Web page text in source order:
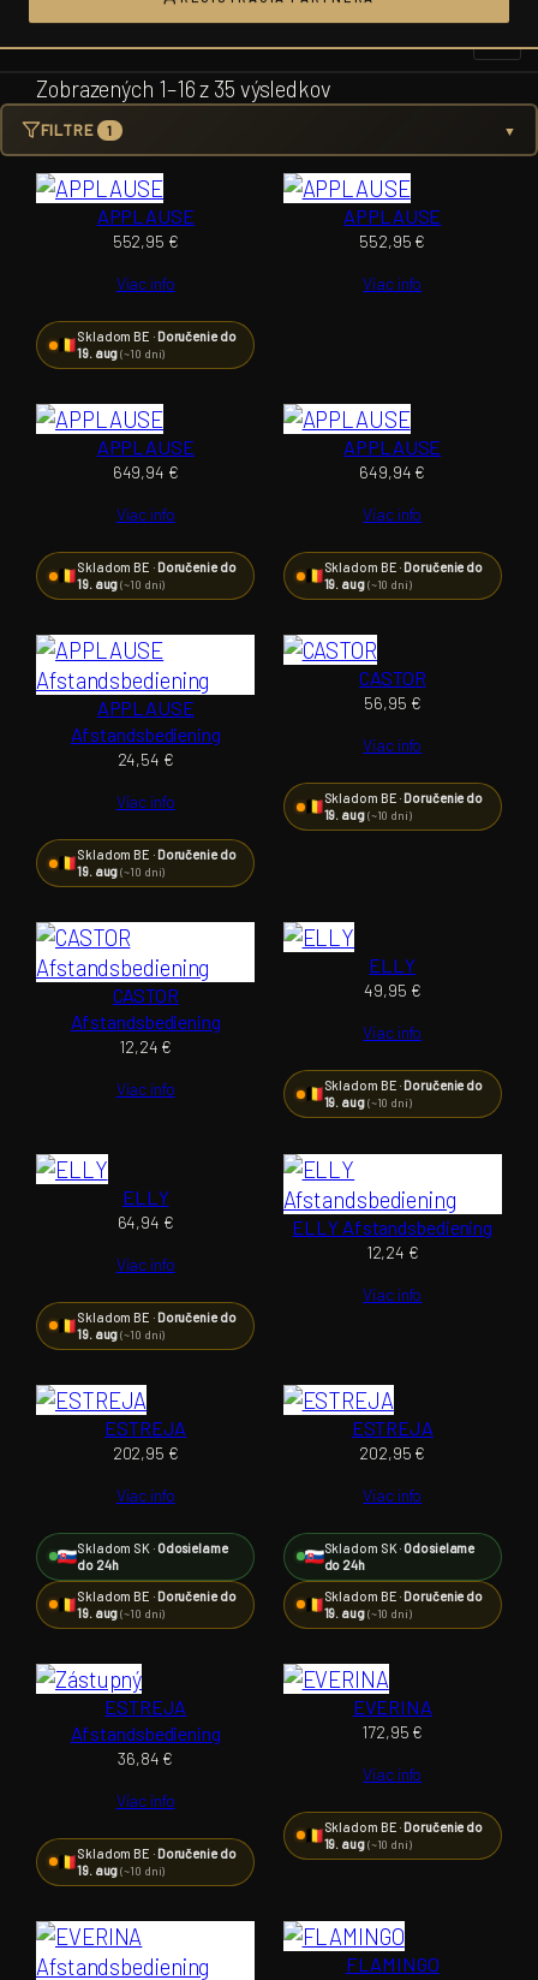
Prejsť
na
obsah
Zobrazených 1–16 z 35 výsledkov
FILTRE 1 ▼
APPLAUSE
552,95 €
Viac info
Skladom BE ·Doručenie do
19. aug(~10 dní)
APPLAUSE
552,95 €
Viac info
APPLAUSE
649,94 €
Viac info
Skladom BE · Doručenie do
19. aug(~10 dní)
APPLAUSE
649,94 €
Viac info
Skladom BE · Doručenie do
19. aug(~10 dní)
APPLAUSE
Afstandsbediening
24,54 €
Viac info
Skladom BE · Doručenie do
19. aug(~10 dní)
CASTOR
56,95 €
Viac info
Skladom BE · Doručenie do
19. aug(~10 dní)
CASTOR
Afstandsbediening
12,24 €
Viac info
ELLY
49,95 €
Viac info
Skladom BE · Doručenie do
19. aug(~10 dní)
ELLY
64,94 €
Viac info
Skladom BE ·Doručenie do
19. aug(~10 dní)
ELLY Afstandsbediening
12,24 €
Viac info
ESTREJA
202,95 €
Viac info
Skladom SK ·Odosielame
do 24h
Skladom BE ·Doručenie do
19. aug(~10 dní)
ESTREJA
202,95 €
Viac info
Skladom SK ·Odosielame
do 24h
Skladom BE ·Doručenie do
19. aug(~10 dní)
ESTREJA
Afstandsbediening
36,84 €
Viac info
Skladom BE ·Doručenie do
19. aug(~10 dní)
EVERINA
172,95 €
Viac info
Skladom BE ·Doručenie do
19. aug(~10 dní)
FLAMINGO